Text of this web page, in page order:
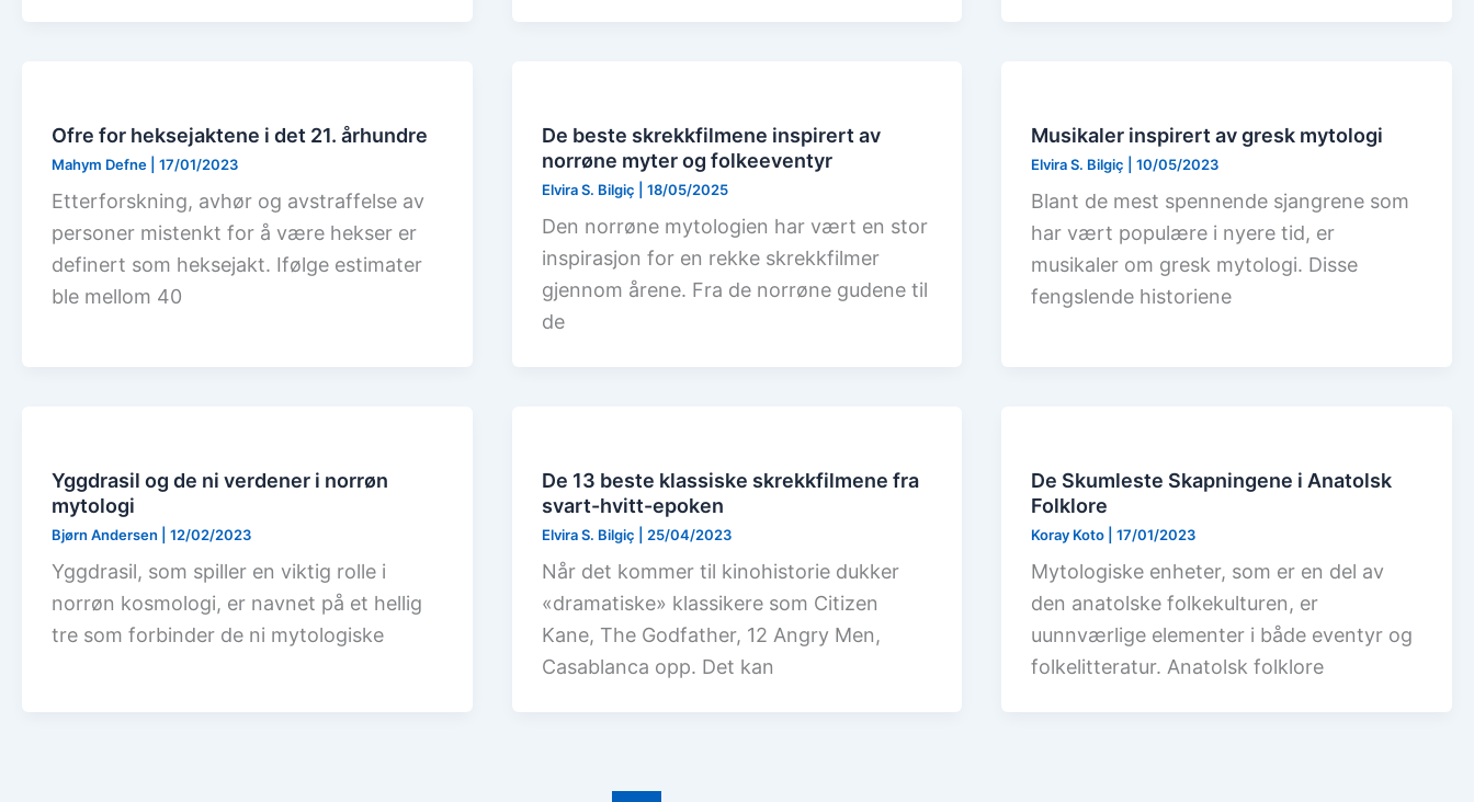
Ofre for heksejaktene i det 21. århundre
Mahym Defne 17/01/2023
Etterforskning, avhør og avstraffelse av
personer mistenkt for å være hekser er
definert som heksejakt. Ifølge estimater
ble mellom 40
De beste skrekkfilmene inspirert av
norrøne myter og folkeeventyr
Elvira S. Bilgiç 18/05/2025
Den norrøne mytologien har vært en stor
inspirasjon for en rekke skrekkfilmer
gjennom årene. Fra de norrøne gudene til
de
Musikaler inspirert av gresk mytologi
Elvira S. Bilgiç |10/05/2023
Blant de mest spennende sjangrene som
har vært populære i nyere tid, er
musikaler om gresk mytologi. Disse
fengslende historiene
Yggdrasil og de ni verdener i norrøn
mytologi
Bjørn Andersen 12/02/2023
Yggdrasil, som spiller en viktig rolle i
norrøn kosmologi, er navnet på et hellig
tre som forbinder de ni mytologiske
De 13 beste klassiske skrekkfilmene fra
svart-hvitt-epoken
Elvira S. Bilgiç 25/04/2023
Når det kommer til kinohistorie dukker
«dramatiske» klassikere som Citizen
Kane, The Godfather, 12 Angry Men,
Casablanca opp. Det kan
De Skumleste Skapningene i Anatolsk
Folklore
Koray Koto |17/01/2023
Mytologiske enheter, som er en del av
den anatolske folkekulturen, er
uunnværlige elementer i både eventyr og
folkelitteratur. Anatolsk folklore